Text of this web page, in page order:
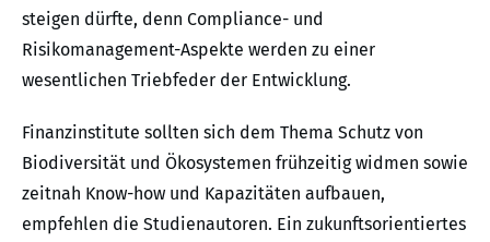
steigen dürfte, denn Compliance- und
Risikomanagement-Aspekte werden zu einer
wesentlichen Triebfeder der Entwicklung.
Finanzinstitute sollten sich dem Thema Schutz von
Biodiversität und Ökosystemen frühzeitig widmen sowie
zeitnah Know-how und Kapazitäten aufbauen,
empfehlen die Studienautoren. Ein zukunftsorientiertes